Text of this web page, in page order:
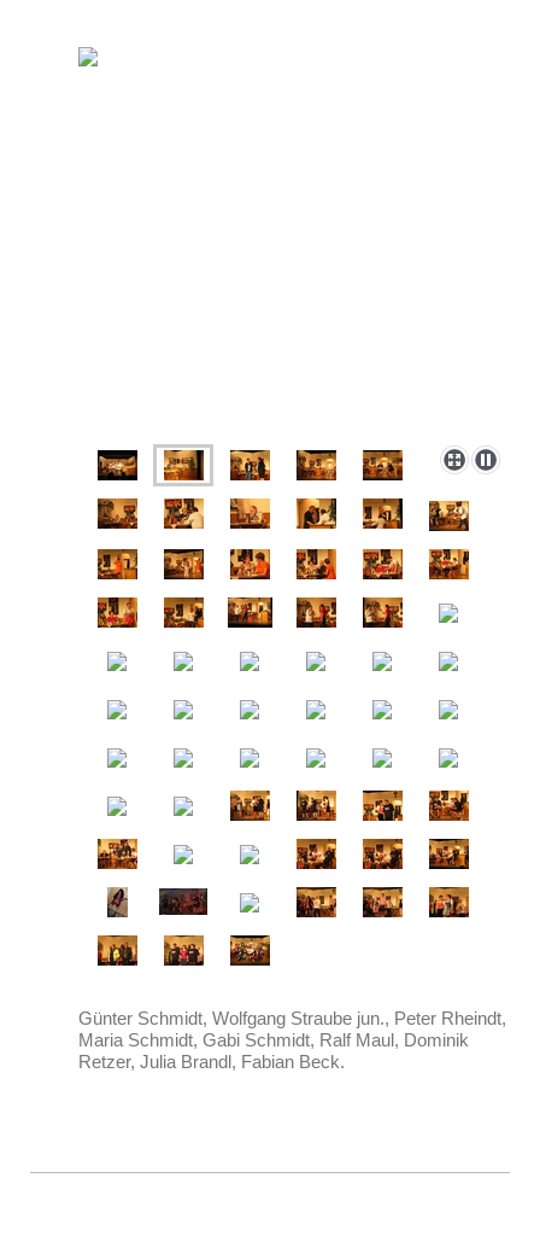
Günter Schmidt, Wolfgang Straube jun., Peter Rheindt,
Maria Schmidt, Gabi Schmidt, Ralf Maul, Dominik
Retzer, Julia Brandl, Fabian Beck.